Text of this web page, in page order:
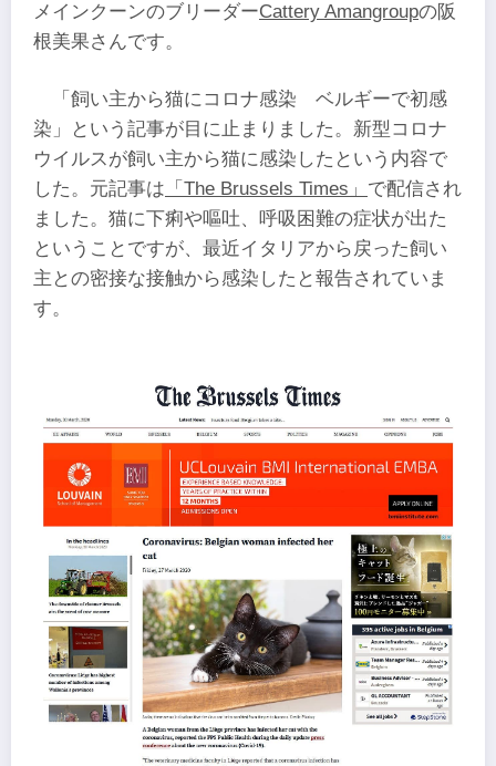
メインクーンのブリーダーCattery Amangroupの阪
根美果さんです。
「飼い主から猫にコロナ感染 ベルギーで初感
染」という記事が目に止まりました。新型コロナ
ウイルスが飼い主から猫に感染したという内容で
した。元記事は 「The Brussels Times」 で配信され
ました。猫に下痢や嘔吐、呼吸困難の症状が出た
ということですが、最近イタリアから戻った飼い
主との密接な接触から感染したと報告されていま
す。